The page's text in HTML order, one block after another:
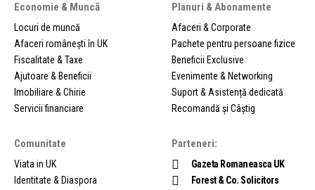
Economie & Muncă
Locuri de muncă
Afaceri românești în UK
Fiscalitate & Taxe
Ajutoare & Beneficii
Imobiliare & Chirie
Servicii financiare
Planuri & Abonamente
Afaceri & Corporate
Pachete pentru persoane fizice
Beneficii Exclusive
Evenimente & Networking
Suport & Asistență dedicată
Recomandă și Câștig
Comunitate
Viata in UK
Identitate & Diaspora
Parteneri:
Gazeta Romaneasca UK
Forest & Co. Solicitors